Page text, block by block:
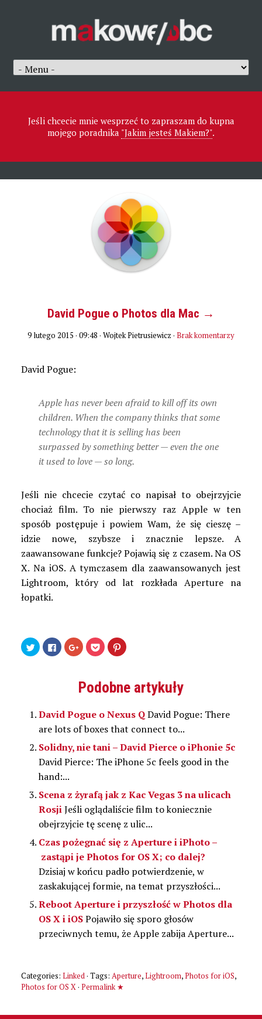
Jeśli chcecie mnie wesprzeć to zapraszam do kupna
mojego poradnika "Jakim jesteś Makiem?".
David Pogue o Photos dla Mac →
9 lutego 2015 · 09:48 · Wojtek Pietrusiewicz · Brak komentarzy
David Pogue:
Apple has never been afraid to kill off its own
children. When the company thinks that some
technology that it is selling has been
surpassed by something better — even the one
it used to love — so long.
Jeśli nie chcecie czytać co napisał to obejrzyjcie
chociaż film. To nie pierwszy raz Apple w ten
sposób postępuje i powiem Wam, że się cieszę –
idzie nowe, szybsze i znacznie lepsze. A
zaawansowane funkcje? Pojawią się z czasem. Na OS
X. Na iOS. A tymczasem dla zaawansowanych jest
Lightroom, który od lat rozkłada Aperture na
łopatki.
Udostępnij
na
Twitterze(Otwiera
Kliknij,
aby
udostępnić
nowym
Kliknij,
aby
udostępnić
(Otwiera
się
w
Kliknij
by
udostępnić
Pocket(Otwiera
się
w
Udostępniej
na
oknie)
Podobne artykuły
David Pogue o Nexus QDavid Pogue: There
are lots of boxes that connect to...
Solidny, nie tani – David Pierce o iPhonie 5c
David Pierce: The iPhone 5c feels good in the
hand:...
Scena z żyrafą jak z Kac Vegas 3 na ulicach
RosjiJeśli oglądaliście film to koniecznie
obejrzyjcie tę scenę z ulic...
Czas pożegnać się z Aperture i iPhoto –
zastąpi je Photos for OS X; co dalej?
Dzisiaj w końcu padło potwierdzenie, w
zaskakującej formie, na temat przyszłości...
Reboot Aperture i przyszłość w Photos dla
OS X i iOSPojawiło się sporo głosów
przeciwnych temu, że Apple zabija Aperture...
Categories: Linked· Tags: Aperture,Lightroom,Photos for iOS,
Photos for OS X· Permalink ★